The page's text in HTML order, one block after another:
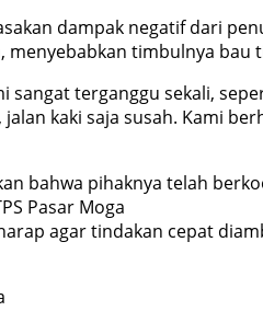
dampak negatif dari
timbulnya bau
sangat terganggu sekali,
kaki saja susah. Kami
bahwa pihaknya telah
Pasar Moga
agar tindakan cepat